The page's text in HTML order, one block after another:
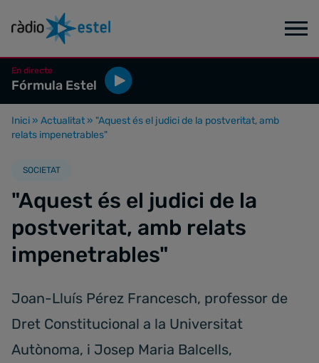
En directe
Fórmula Estel
Inici » Actualitat » "Aquest és el judici de la postveritat, amb
relats impenetrables"
SOCIETAT
"Aquest és el judici de la
postveritat, amb relats
impenetrables"
Joan-Lluís Pérez Francesch, professor de
Dret Constitucional a la Universitat
Autònoma, i Josep Maria Balcells,